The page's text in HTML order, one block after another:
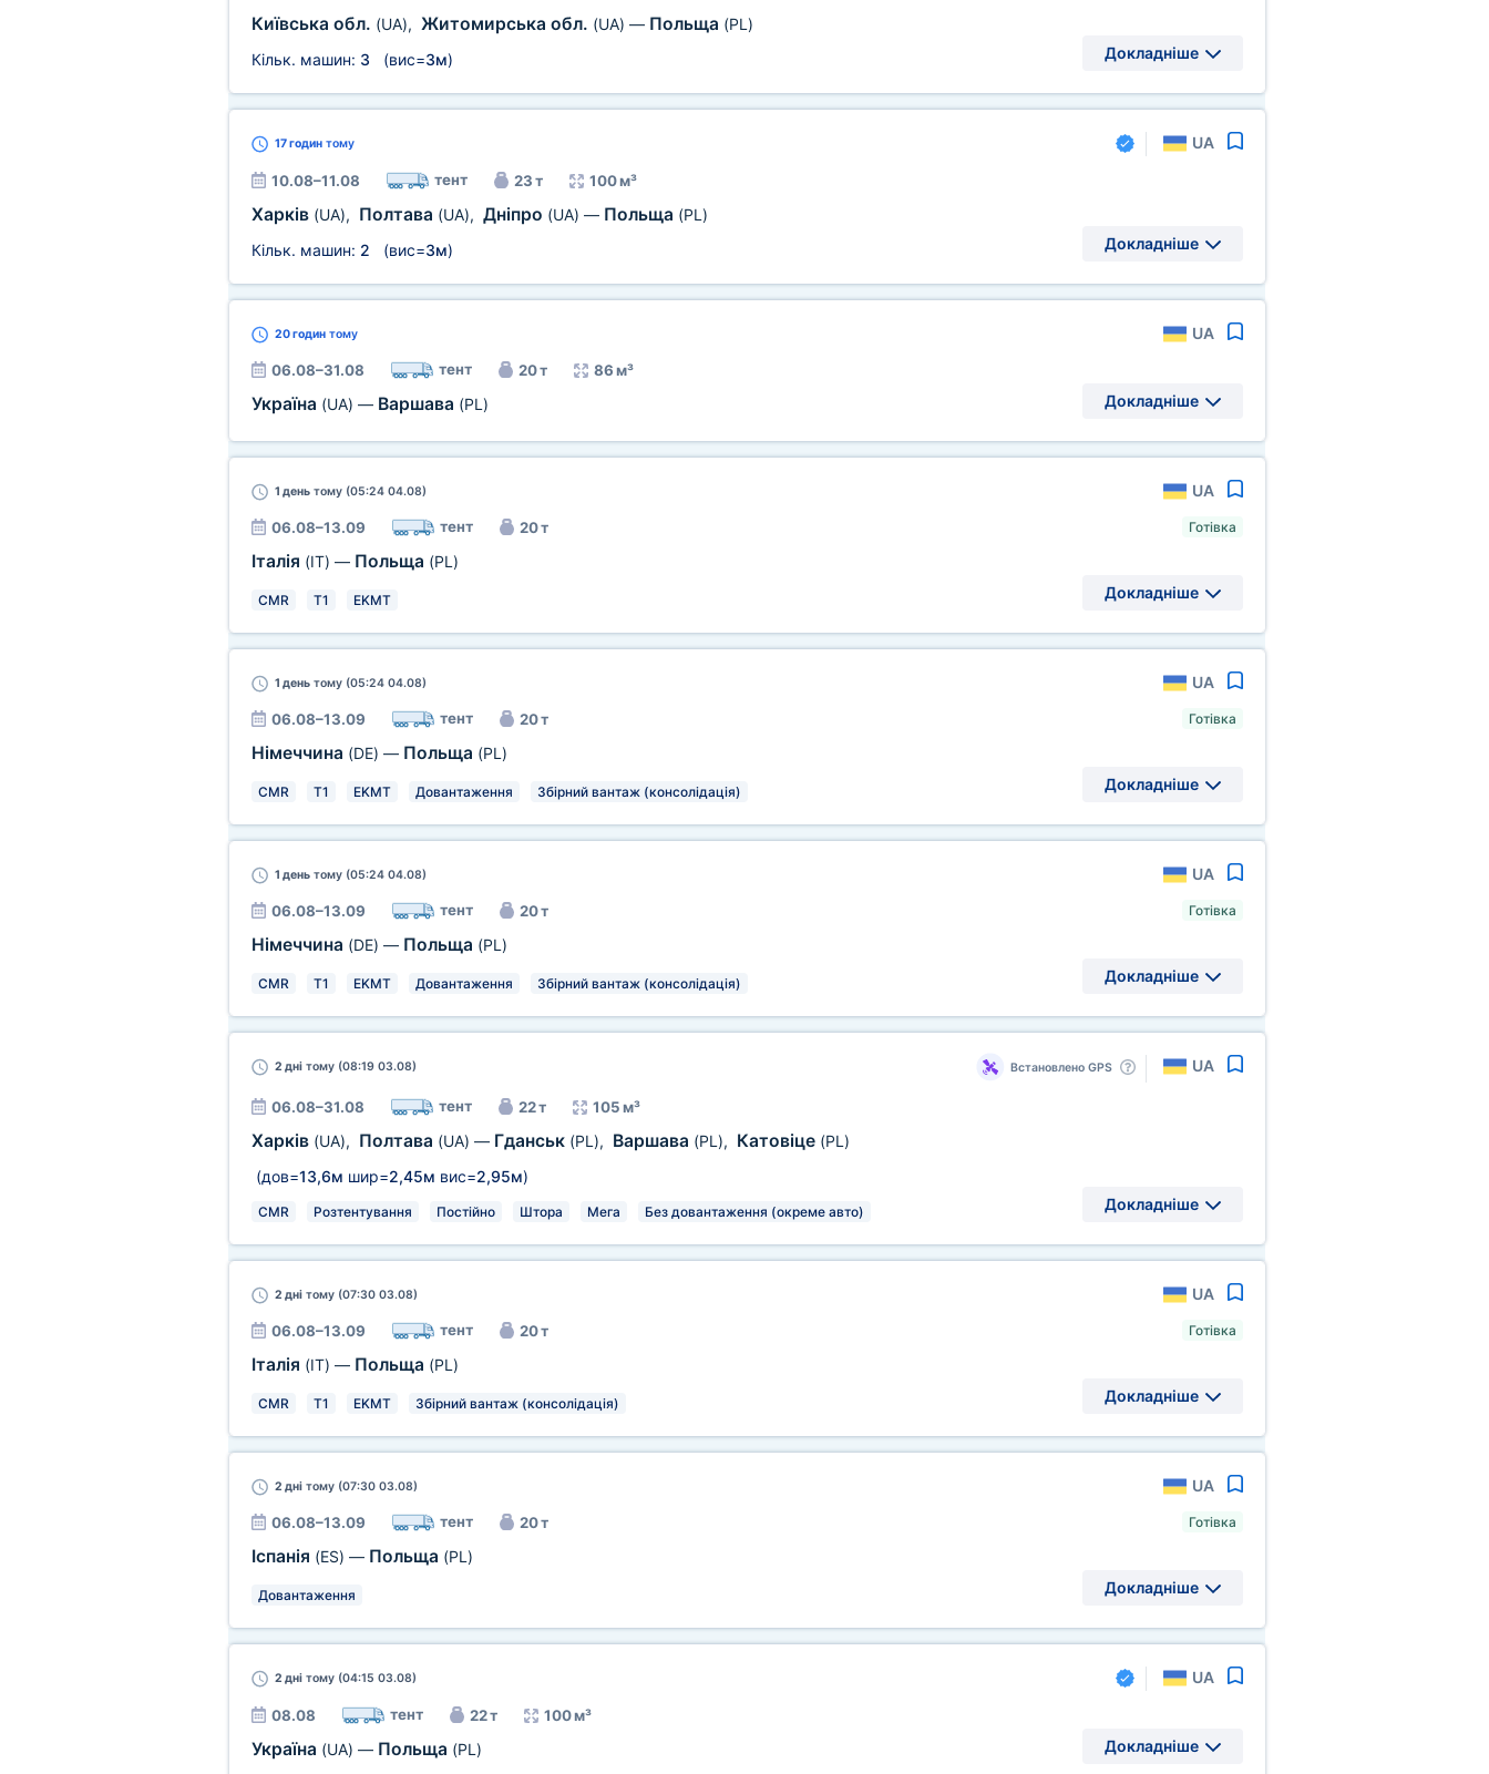
Київська обл. (UA), Житомирська обл. (UA) — Польща (PL)
Кільк. машин: 3 (вис=3м) Докладніше
17 годинтому UA
10.08–11.08 тент 23 т 100 м³
Харків (UA), Полтава (UA), Дніпро (UA) — Польща (PL)
Кільк. машин: 2 (вис=3м) Докладніше
20 годинтому UA
06.08–31.08 тент 20 т 86 м³
Україна (UA) — Варшава (PL) Докладніше
1 деньтому (05:24 04.08) UA
06.08–13.09 тент 20 т
Італія (IT) — Польща (PL)
CMR T1 EKMT
Готівка
Докладніше
1 деньтому (05:24 04.08) UA
06.08–13.09 тент 20 т
Німеччина (DE) — Польща (PL)
CMR T1 EKMT Довантаження Збірний вантаж (консолідація)
Готівка
Докладніше
1 деньтому (05:24 04.08) UA
06.08–13.09 тент 20 т
Німеччина (DE) — Польща (PL)
CMR T1 EKMT Довантаження Збірний вантаж (консолідація)
Готівка
Докладніше
2 днітому (08:19 03.08) Встановлено GPS UA
06.08–31.08 тент 22 т 105 м³
Харків (UA), Полтава (UA) — Гданськ (PL), Варшава (PL), Катовіце (PL)
(дов=13,6м шир=2,45м вис=2,95м)
CMR Розтентування Постійно Штора Мега Без довантаження (окреме авто) Докладніше
2 днітому (07:30 03.08) UA
06.08–13.09 тент 20 т
Італія (IT) — Польща (PL)
CMR T1 EKMT Збірний вантаж (консолідація)
Готівка
Докладніше
2 днітому (07:30 03.08) UA
06.08–13.09 тент 20 т
Іспанія (ES) — Польща (PL)
Довантаження
Готівка
Докладніше
2 днітому (04:15 03.08) UA
08.08 тент 22 т 100 м³
Україна (UA) — Польща (PL) Докладніше